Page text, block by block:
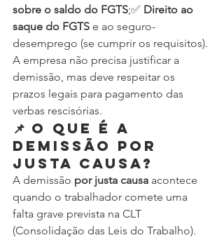
sobre o saldo do FGTS;✅ Direito ao
saque do FGTS e ao seguro-
desemprego (se cumprir os requisitos).
A empresa não precisa justificar a
demissão, mas deve respeitar os
prazos legais para pagamento das
verbas rescisórias.
📌 O que é a
demissão por
justa causa?
A demissão por justa causa acontece
quando o trabalhador comete uma
falta grave prevista na CLT
(Consolidação das Leis do Trabalho).